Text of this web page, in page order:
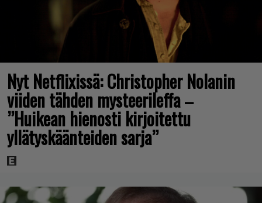
Nyt Netflixissä: Christopher Nolanin
viiden tähden mysteerileffa –
”Huikean hienosti kirjoitettu
yllätyskäänteiden sarja”